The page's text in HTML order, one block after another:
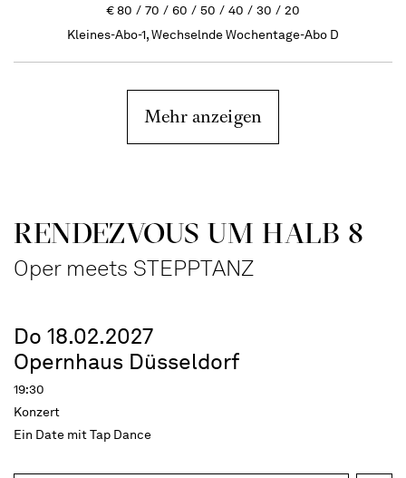
€80 70 60 50 40 30
20
Kleines-Abo-1, Wechselnde Wochentage-Abo D
Mehr anzeigen
RENDEZVOUS UM HALB 8
Oper meets STEPPTANZ
Do 18.02.2027
Opernhaus Düsseldorf
19:30
Konzert
Ein Date mit Tap Dance